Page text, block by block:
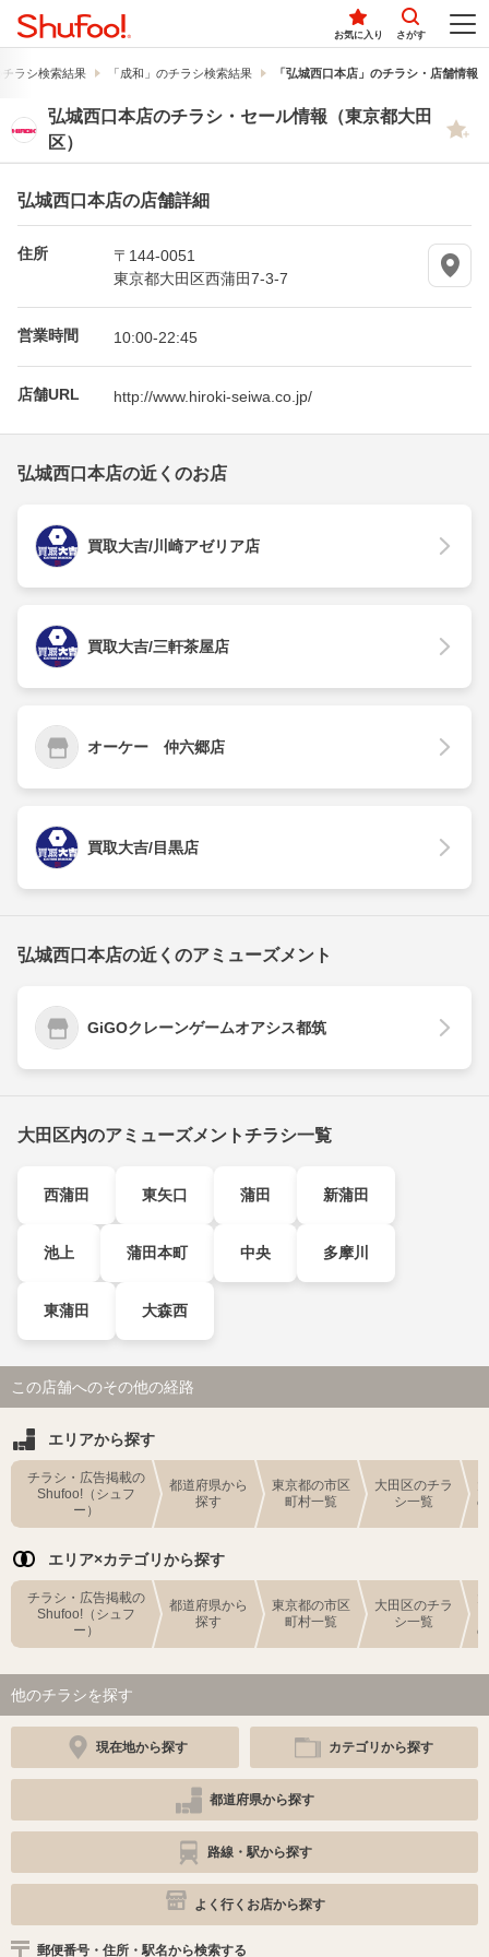
お気に入り さがす
ラシ検索結果 「成和」のチラシ検索結果 「弘城西口本店」のチラシ・店舗情報
弘城西口本店のチラシ・セール情報（東京都大田
区）
弘城西口本店の店舗詳細
住所
〒144-0051
東京都大田区西蒲田7-3-7
営業時間 10:00-22:45
店舗URL http://www.hiroki-seiwa.co.jp/
弘城西口本店の近くのお店
買取大吉/川崎アゼリア店
買取大吉/三軒茶屋店
オーケー 仲六郷店
買取大吉/目黒店
弘城西口本店の近くのアミューズメント
GiGOクレーンゲームオアシス都筑
大田区内のアミューズメントチラシ一覧
西蒲田 東矢口 蒲田 新蒲田
池上 蒲田本町 中央 多摩川
東蒲田 大森西
この店舗へのその他の経路
エリアから探す
チラシ・広告掲載の
Shufoo!（シュフ
ー）
都道府県から
探す
東京都の市区
町村一覧
大田区のチラ
シ一覧
エリア×カテゴリから探す
チラシ・広告掲載の
Shufoo!（シュフ
ー）
都道府県から
探す
東京都の市区
町村一覧
大田区のチラ
シ一覧
他のチラシを探す
現在地から探す カテゴリから探す
都道府県から探す
路線・駅から探す
よく行くお店から探す
郵便番号・住所・駅名から検索する